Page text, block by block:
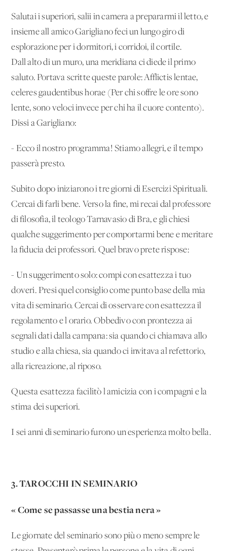
Salutai i superiori, salii in camera a prepararmi il letto, e
insieme all'amico Garigliano feci un lungo giro di
esplorazione per i dormitori, i corridoi, il cortile.
Dall'alto di un muro, una meridiana ci diede il primo
saluto. Portava scritte queste parole: Afflictis lentae,
celeres gaudentibus horae (Per chi soffre le ore sono
lente, sono veloci invece per chi ha il cuore contento).
Dissi a Garigliano:
- Ecco il nostro programma! Stiamo allegri, e il tempo
passerà presto.
Subito dopo iniziarono i tre giorni di Esercizi Spirituali.
Cercai di farli bene. Verso la fine, mi recai dal professore
di filosofia, il teologo Tarnavasio di Bra, e gli chiesi
qualche suggerimento per comportarmi bene e meritare
la fiducia dei professori. Quel bravo prete rispose:
- Un suggerimento solo: compi con esattezza i tuo
doveri. Presi quel consiglio come punto base della mia
vita di seminario. Cercai di osservare con esattezza il
regolamento e l'orario. Obbedivo con prontezza ai
segnali dati dalla campana: sia quando ci chiamava allo
studio e alla chiesa, sia quando ci invitava al refettorio,
alla ricreazione, al riposo.
Questa esattezza facilitò l'amicizia con i compagni e la
stima dei superiori.
I sei anni di seminario furono un'esperienza molto bella.
3. TAROCCHI IN SEMINARIO
« Come se passasse una bestia nera »
Le giornate del seminario sono più o meno sempre le